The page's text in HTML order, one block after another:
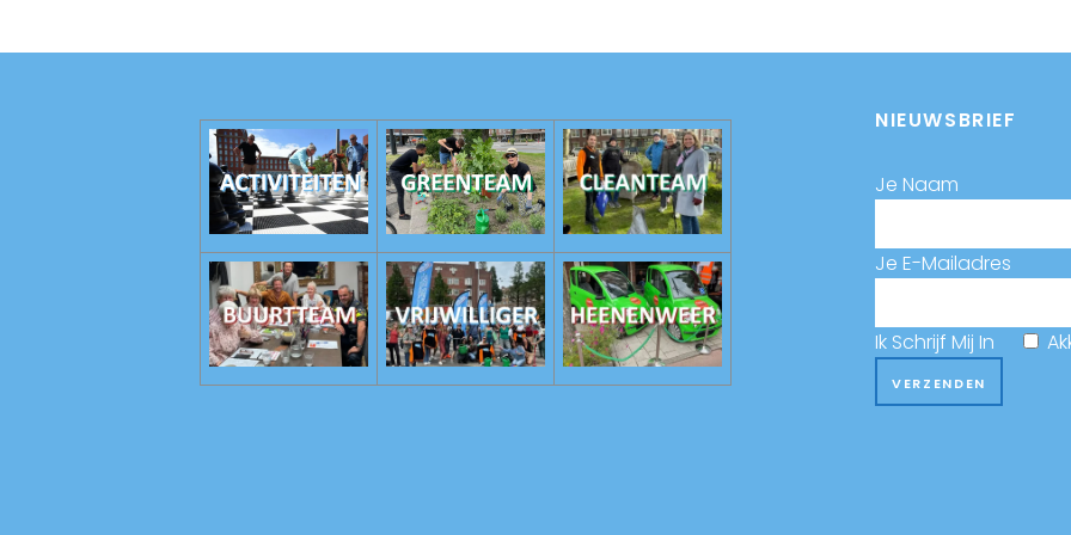
NIEUWSBRIEF
Je Naam
Je E-Mailadres
Ik Schrijf Mij In